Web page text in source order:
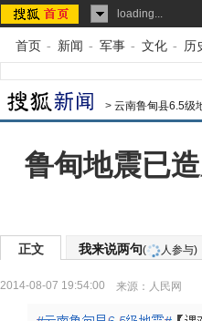
loading...
首页 - 新闻 - 军事 - 文化 - 历
> 云南鲁甸县6.5级
鲁甸地震已
正文 我来说两句( 人参与)
2014-08-07 19:54:00 来源： 人民网